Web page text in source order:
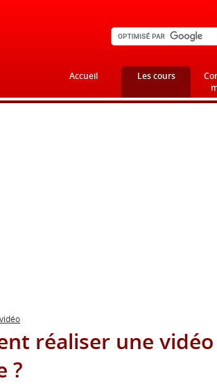
Accueil Les cours
vidéo
réaliser une vidéo
?